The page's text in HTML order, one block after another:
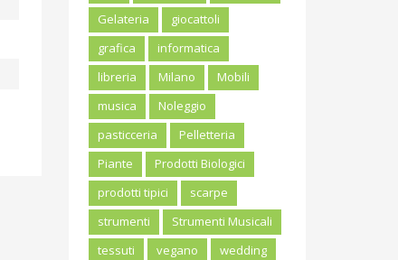
Gelateria
giocattoli
grafica
informatica
libreria
Milano
Mobili
musica
Noleggio
pasticceria
Pelletteria
Piante
Prodotti Biologici
prodotti tipici
scarpe
strumenti
Strumenti Musicali
tessuti
vegano wedding